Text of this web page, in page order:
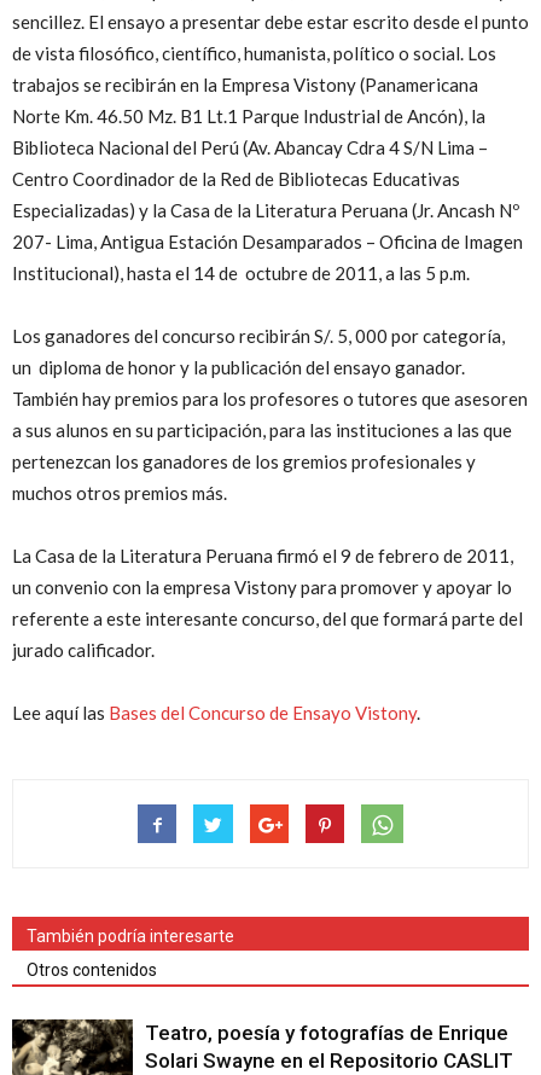
sencillez. El ensayo a presentar debe estar escrito desde el punto
de vista filosófico, científico, humanista, político o social. Los
trabajos se recibirán en la Empresa Vistony (Panamericana
Norte Km. 46.50 Mz. B1 Lt.1 Parque Industrial de Ancón), la
Biblioteca Nacional del Perú (Av. Abancay Cdra 4 S/N Lima –
Centro Coordinador de la Red de Bibliotecas Educativas
Especializadas) y la Casa de la Literatura Peruana (Jr. Ancash Nº
207- Lima, Antigua Estación Desamparados – Oficina de Imagen
Institucional), hasta el 14 de octubre de 2011, a las 5 p.m.
Los ganadores del concurso recibirán S/. 5, 000 por categoría,
un diploma de honor y la publicación del ensayo ganador.
También hay premios para los profesores o tutores que asesoren
a sus alunos en su participación, para las instituciones a las que
pertenezcan los ganadores de los gremios profesionales y
muchos otros premios más.
La Casa de la Literatura Peruana firmó el 9 de febrero de 2011,
un convenio con la empresa Vistony para promover y apoyar lo
referente a este interesante concurso, del que formará parte del
jurado calificador.
Lee aquí las Bases del Concurso de Ensayo Vistony.
También podría interesarte
Otros contenidos
Teatro, poesía y fotografías de Enrique
Solari Swayne en el Repositorio CASLIT